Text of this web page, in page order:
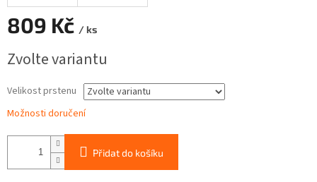
809 Kč / ks
cena:
Zvolte variantu
Velikost prstenu
Možnosti doručení
Přidat do košíku